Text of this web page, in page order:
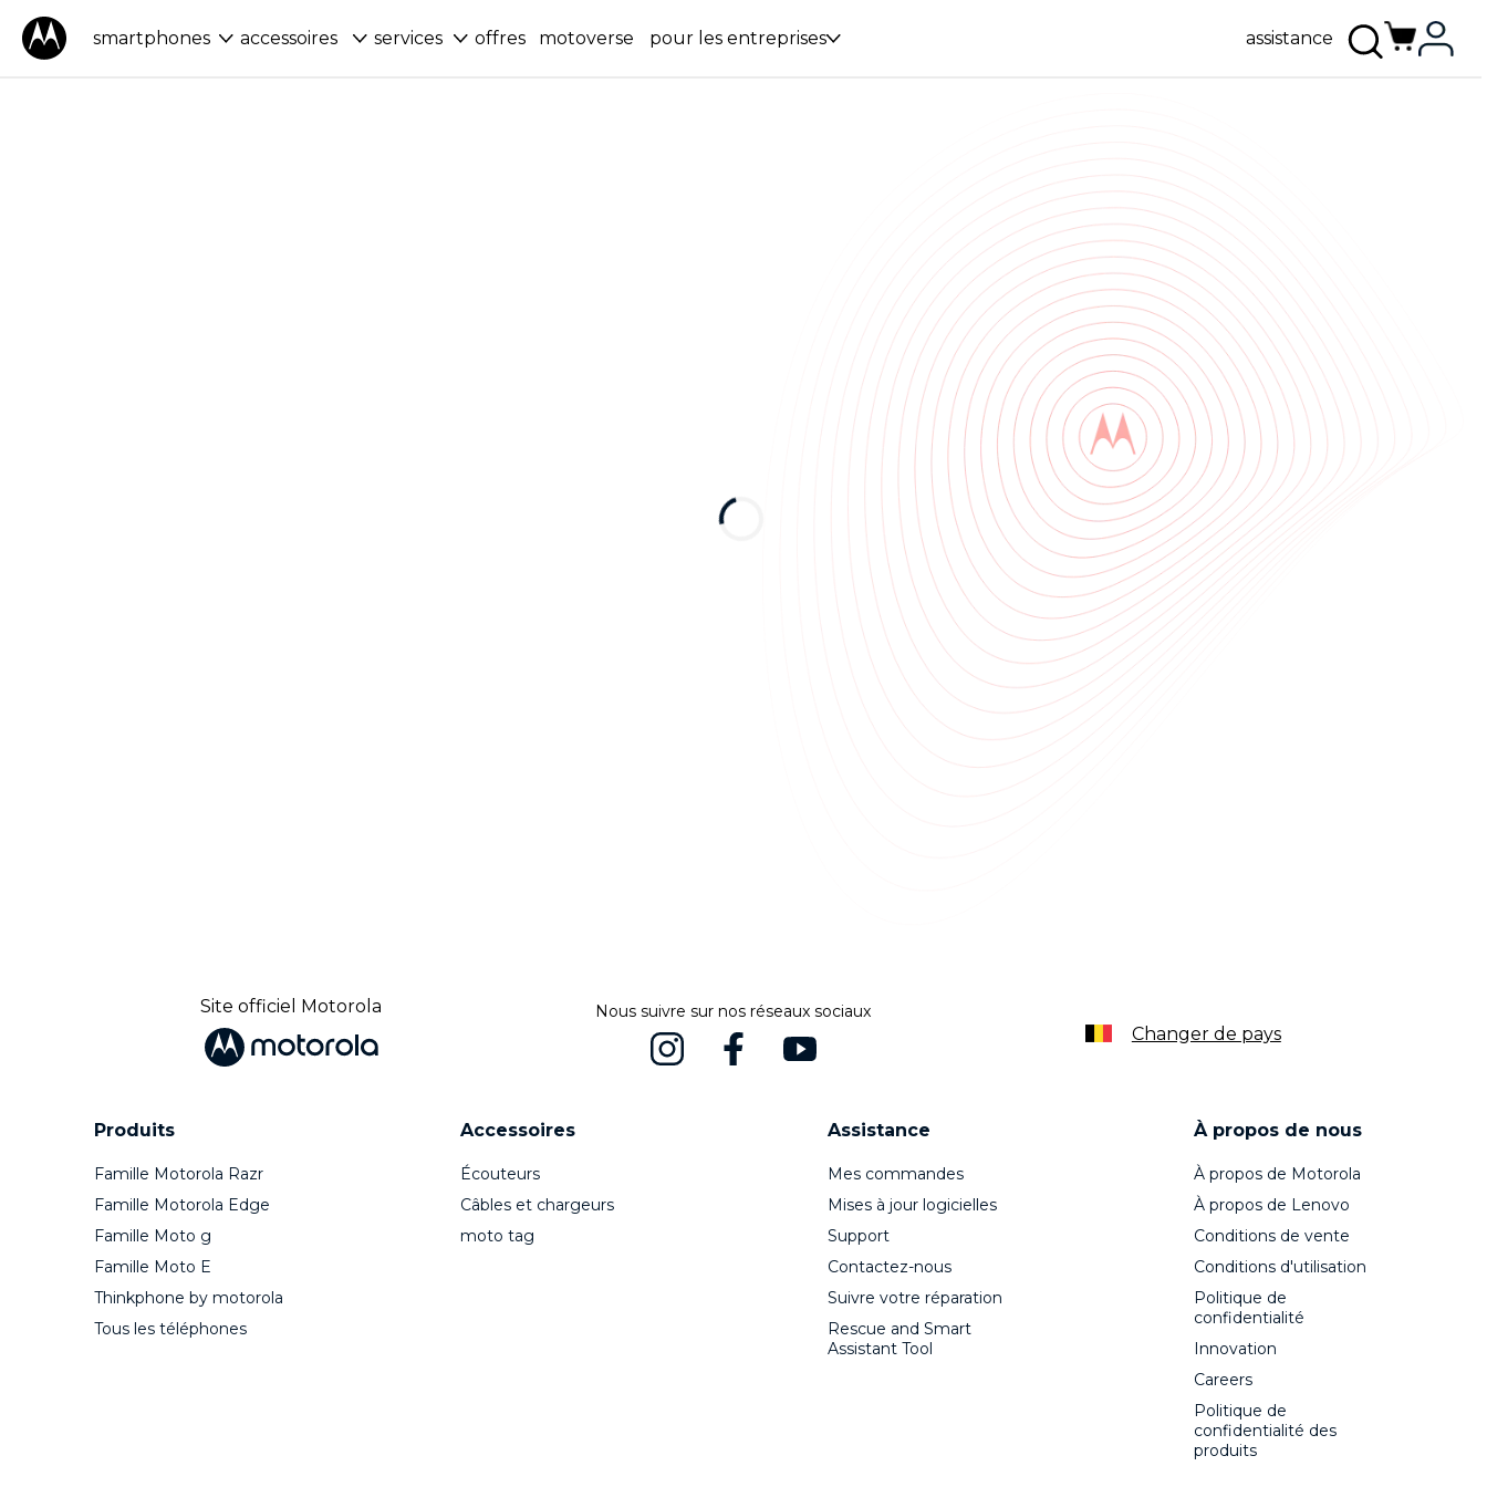
smartphones accessoires services offres motoverse pour les entreprises assistance
Site officiel Motorola Nous suivre sur nos réseaux sociaux
Changer de pays
Produits
Famille Motorola Razr
Famille Motorola Edge
Famille Moto g
Famille Moto E
Thinkphone by motorola
Tous les téléphones
Accessoires
Écouteurs
Câbles et chargeurs
moto tag
Assistance
Mes commandes
Mises à jour logicielles
Support
Contactez-nous
Suivre votre réparation
Rescue and Smart
Assistant Tool
À propos de nous
À propos de Motorola
À propos de Lenovo
Conditions de vente
Conditions d'utilisation
Politique de
confidentialité
Innovation
Careers
Politique de
confidentialité des
produits